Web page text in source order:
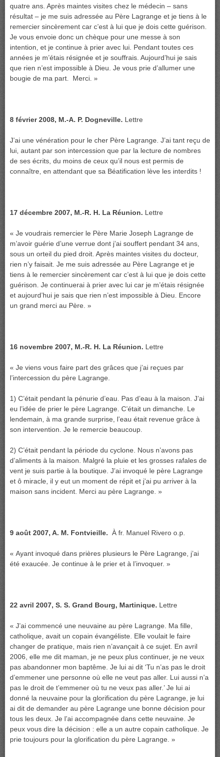
quatre ans. Après maintes visites chez le médecin – sans
résultat – je me suis adressée au Père Lagrange et je tiens à le
remercier sincèrement car c’est à lui que je dois cette guérison.
Je vous envoie donc un chèque pour une messe à son
intention, et je continue à prier avec lui. Pendant toutes ces
années je m’étais résignée et je souffrais. Aujourd’hui je sais
que rien n’est impossible à Dieu. Je vous prie d’allumer une
bougie de ma part. Merci. »
8 février 2008, M.-A. P. Dogneville. Lettre
J’ai une vénération pour le cher Père Lagrange. J’ai tant reçu de
lui, autant par son intercession que par la lecture de nombres
de ses écrits, du moins de ceux qu’il nous est permis de
connaître, en attendant que sa Béatification lève les interdits !
17 décembre 2007, M.-R. H. La Réunion. Lettre
« Je voudrais remercier le Père Marie Joseph Lagrange de
m’avoir guérie d’une verrue dont j’ai souffert pendant 34 ans,
sous un orteil du pied droit. Après maintes visites du docteur,
rien n’y faisait. Je me suis adressée au Père Lagrange et je
tiens à le remercier sincèrement car c’est à lui que je dois cette
guérison. Je continuerai à prier avec lui car je m’étais résignée
et aujourd’hui je sais que rien n’est impossible à Dieu. Encore
un grand merci au Père. »
16 novembre 2007, M.-R. H. La Réunion. Lettre
« Je viens vous faire part des grâces que j’ai reçues par
l’intercession du père Lagrange.
1) C’était pendant la pénurie d’eau. Pas d’eau à la maison. J’ai
eu l’idée de prier le père Lagrange. C’était un dimanche. Le
lendemain, à ma grande surprise, l’eau était revenue grâce à
son intervention. Je le remercie beaucoup.
2) C’était pendant la période du cyclone. Nous n’avons pas
d’aliments à la maison. Malgré la pluie et les grosses rafales de
vent je suis partie à la boutique. J’ai invoqué le père Lagrange
et ô miracle, il y eut un moment de répit et j’ai pu arriver à la
maison sans incident. Merci au père Lagrange. »
9 août 2007, A. M. Fontvieille. À fr. Manuel Rivero o.p.
« Ayant invoqué dans prières plusieurs le Père Lagrange, j’ai
été exaucée. Je continue à le prier et à l’invoquer. »
22 avril 2007, S. S. Grand Bourg, Martinique. Lettre
« J’ai commencé une neuvaine au père Lagrange. Ma fille,
catholique, avait un copain évangéliste. Elle voulait le faire
changer de pratique, mais rien n’avançait à ce sujet. En avril
2006, elle me dit maman, je ne peux plus continuer, je ne veux
pas abandonner mon baptême. Je lui ai dit ‘Tu n’as pas le droit
d’emmener une personne où elle ne veut pas aller. Lui aussi n’a
pas le droit de t’emmener où tu ne veux pas aller.’ Je lui ai
donné la neuvaine pour la glorification du père Lagrange, je lui
ai dit de demander au père Lagrange une bonne décision pour
tous les deux. Je l’ai accompagnée dans cette neuvaine. Je
peux vous dire la décision : elle a un autre copain catholique. Je
prie toujours pour la glorification du père Lagrange. »